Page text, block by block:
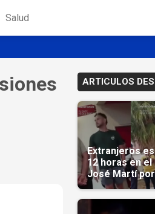
Salud
ARTICULOS
Extranjeros
12 horas en
José Martí
reservado
antes(Video)